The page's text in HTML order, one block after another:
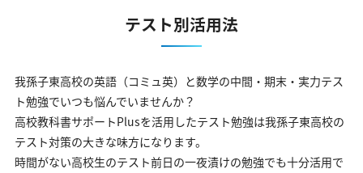
テスト別活用法
我孫子東高校の英語（コミュ英）と数学の中間・期末・実力テス
ト勉強でいつも悩んでいませんか？
高校教科書サポートPlusを活用したテスト勉強は我孫子東高校の
テスト対策の大きな味方になります。
時間がない高校生のテスト前日の一夜漬けの勉強でも十分活用で